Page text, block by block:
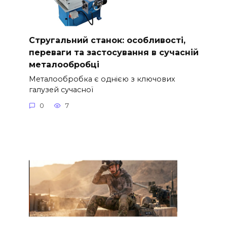
Стругальний станок: особливості,
переваги та застосування в сучасній
металообробці
Металообробка є однією з ключових
галузей сучасної
0 7